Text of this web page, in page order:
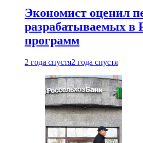
Экономист оценил
разрабатываемых
программ
2 года спустя2 года спустя